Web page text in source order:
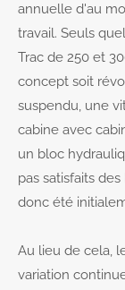
annuelle d'au
travail. Seuls
Trac de 250 et
concept soit
suspendu, une
cabine avec
un bloc
pas satisfaits
donc été
Au lieu de cela,
variation